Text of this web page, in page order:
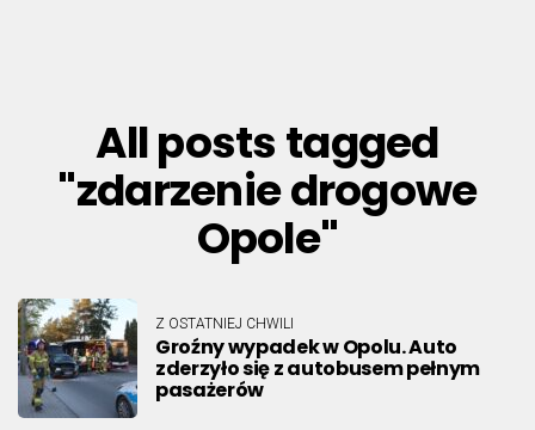
All posts tagged
"zdarzenie drogowe
Opole"
Z OSTATNIEJ CHWILI
Groźny wypadek w Opolu. Auto
zderzyło się z autobusem pełnym
pasażerów